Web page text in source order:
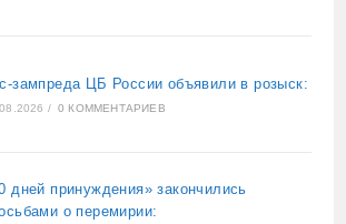
зампреда ЦБ России объявили в розыск:
/ 0 КОММЕНТАРИЕВ
дней принуждения» закончились
о перемирии: